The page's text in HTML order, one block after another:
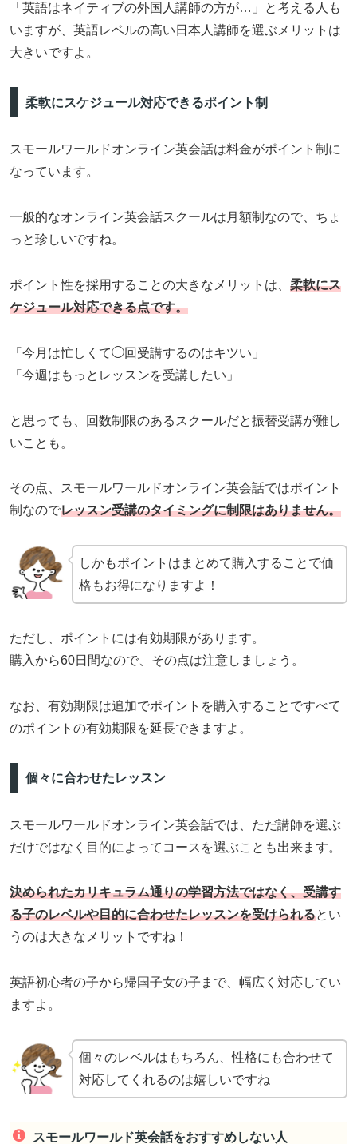
「英語はネイティブの外国人講師の方が…」と考える人も
いますが、英語レベルの高い日本人講師を選ぶメリットは
大きいですよ。
柔軟にスケジュール対応できるポイント制
スモールワールドオンライン英会話は料金がポイント制に
なっています。
一般的なオンライン英会話スクールは月額制なので、ちょ
っと珍しいですね。
ポイント性を採用することの大きなメリットは、 柔軟にス
ケジュール対応できる点です。
「今月は忙しくて◯回受講するのはキツい」
「今週はもっとレッスンを受講したい」
と思っても、回数制限のあるスクールだと振替受講が難し
いことも。
その点、スモールワールドオンライン英会話ではポイント
制なのでレッスン受講のタイミングに制限はありません。
しかもポイントはまとめて購入することで価
格もお得になりますよ！
ただし、ポイントには有効期限があります。
購入から60日間なので、その点は注意しましょう。
なお、有効期限は追加でポイントを購入することですべて
のポイントの有効期限を延長できますよ。
個々に合わせたレッスン
スモールワールドオンライン英会話では、ただ講師を選ぶ
だけではなく目的によってコースを選ぶことも出来ます。
決められたカリキュラム通りの学習方法ではなく、受講す
る子のレベルや目的に合わせたレッスンを受けられるとい
うのは大きなメリットですね！
英語初心者の子から帰国子女の子まで、幅広く対応してい
ますよ。
個々のレベルはもちろん、性格にも合わせて
対応してくれるのは嬉しいですね
スモールワールド英会話をおすすめしない人